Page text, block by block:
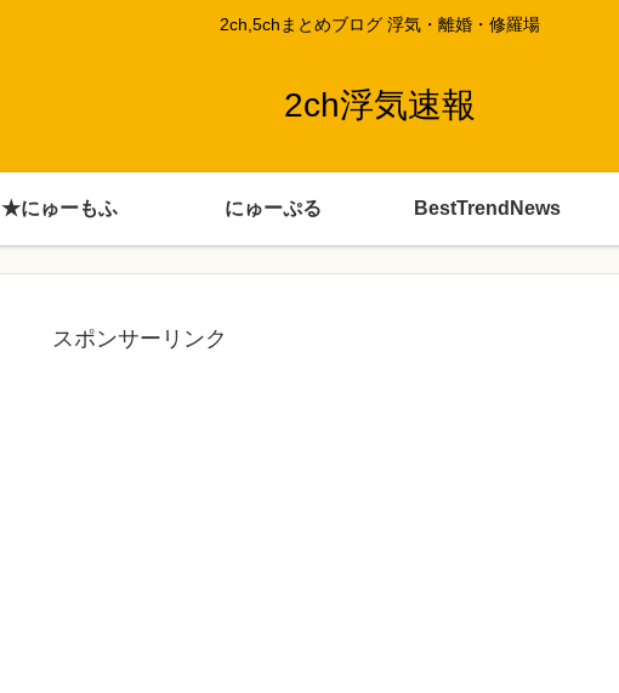
2ch,5chまとめブログ 浮気・離婚・修羅場
2ch浮気速報
★にゅーもふ にゅーぷる BestTrendNews
スポンサーリンク